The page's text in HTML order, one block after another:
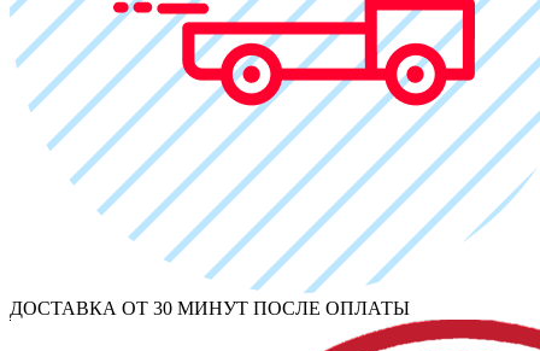
ДОСТАВКА ОТ 30 МИНУТ ПОСЛЕ ОПЛАТЫ